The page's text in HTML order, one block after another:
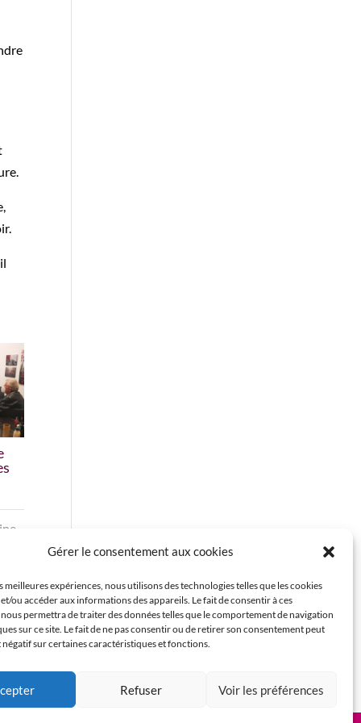
Gérer le consentement aux cookies
meilleures expériences, nous utilisons des technologies telles que les cookies
ou accéder aux informations des appareils. Le fait de consentir à ces
permettra de traiter des données telles que le comportement de navigation
sur ce site. Le fait de ne pas consentir ou de retirer son consentement peut
sur certaines caractéristiques et fonctions.
Refuser Voir les préférences